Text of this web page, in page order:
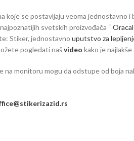
koje se postavljaju veoma jednostavno
svetskih proizvođača “ Oracal
Stiker, jednostavno uputstvo za
pogledati našvideo kako je
na monitoru mogu da odstupe od boja